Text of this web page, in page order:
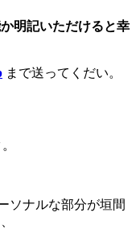
明記いただけると幸
まで送ってくだい。
ソナルな部分が垣間